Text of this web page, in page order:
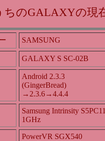
ちのGALAXYの現
SAMSUNG
GALAXY S SC-02B
Android 2.3.3
(GingerBread)
→2.3.6→4.4.4
Samsung Intrinsity
1GHz
PowerVR SGX540